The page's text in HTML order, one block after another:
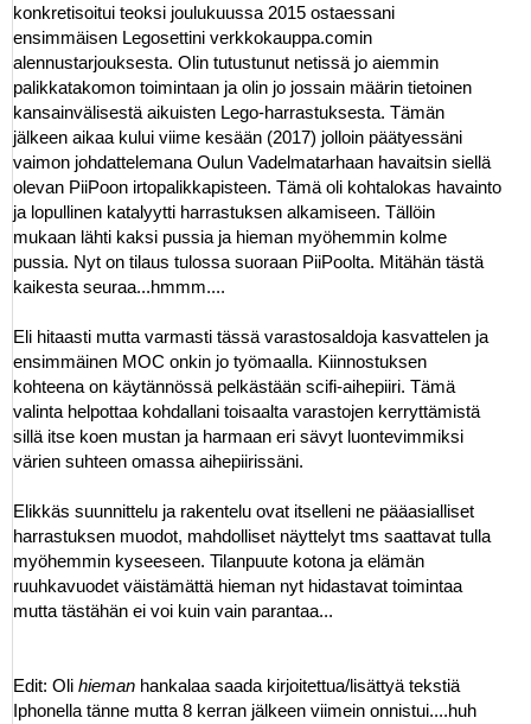
konkretisoitui teoksi joulukuussa 2015 ostaessani
ensimmäisen Legosettini verkkokauppa.comin
alennustarjouksesta. Olin tutustunut netissä jo aiemmin
palikkatakomon toimintaan ja olin jo jossain määrin tietoinen
kansainvälisestä aikuisten Lego-harrastuksesta. Tämän
jälkeen aikaa kului viime kesään (2017) jolloin päätyessäni
vaimon johdattelemana Oulun Vadelmatarhaan havaitsin siellä
olevan PiiPoon irtopalikkapisteen. Tämä oli kohtalokas havainto
ja lopullinen katalyytti harrastuksen alkamiseen. Tällöin
mukaan lähti kaksi pussia ja hieman myöhemmin kolme
pussia. Nyt on tilaus tulossa suoraan PiiPoolta. Mitähän tästä
kaikesta seuraa...hmmm....
Eli hitaasti mutta varmasti tässä varastosaldoja kasvattelen ja
ensimmäinen MOC onkin jo työmaalla. Kiinnostuksen
kohteena on käytännössä pelkästään scifi-aihepiiri. Tämä
valinta helpottaa kohdallani toisaalta varastojen kerryttämistä
sillä itse koen mustan ja harmaan eri sävyt luontevimmiksi
värien suhteen omassa aihepiirissäni.
Elikkäs suunnittelu ja rakentelu ovat itselleni ne pääasialliset
harrastuksen muodot, mahdolliset näyttelyt tms saattavat tulla
myöhemmin kyseeseen. Tilanpuute kotona ja elämän
ruuhkavuodet väistämättä hieman nyt hidastavat toimintaa
mutta tästähän ei voi kuin vain parantaa...
Edit: Oli hieman hankalaa saada kirjoitettua/lisättyä tekstiä
Iphonella tänne mutta 8 kerran jälkeen viimein onnistui....huh